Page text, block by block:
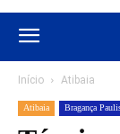
Início Atibaia
Atibaia Bragança